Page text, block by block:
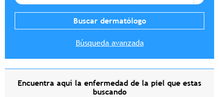
Búsqueda avanzada
Encuentra aquí la enfermedad de la piel que estas
buscando